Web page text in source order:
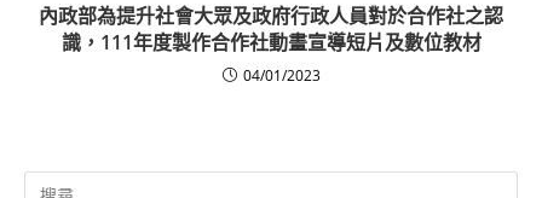
內政部為提升社會大眾及政府行政人員對於合作社之認
識，111年度製作合作社動畫宣導短片及數位教材
04/01/2023
Search